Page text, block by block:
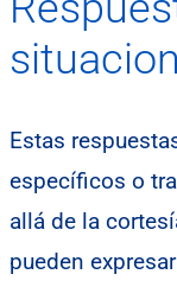
Estas
específicos o
allá de la
pueden